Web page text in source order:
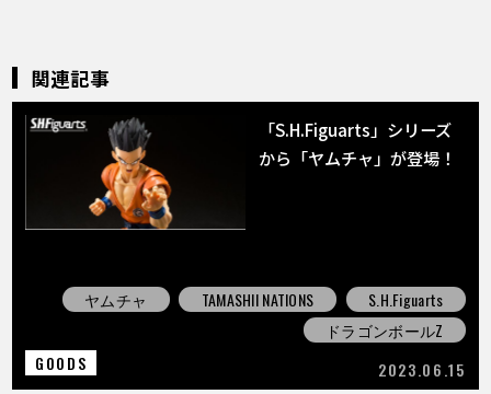
関連記事
「S.H.Figuarts」シリーズ
から「ヤムチャ」が登場！
ヤムチャ TAMASHII NATIONS
S.H.Figuarts
ドラゴンボールZ
GOODS
2023.06.15